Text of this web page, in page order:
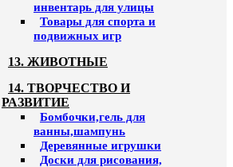
инвентарь для улицы
Товары для спорта и
подвижных игр
13. ЖИВОТНЫЕ
14. ТВОРЧЕСТВО И
РАЗВИТИЕ
Бомбочки,гель для
ванны,шампунь
Деревянные игрушки
Доски для рисования,